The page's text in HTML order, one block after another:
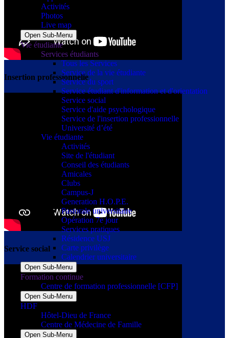
Activités
Photos
Live map
Open Sub-Menu
Vie étudiante
Services étudiants
Tous les Services
Service de la vie étudiante
Service du sport
Service étudiant d'information et d'orientation
Service social
Service d'aide psychologique
Service de l'insertion professionnelle
Université d’été
Vie étudiante
Activités
Site de l'étudiant
Conseil des étudiants
Amicales
Clubs
Campus-J
Generation H.O.P.E.
Pastorale universitaire
Opération 7e jour
Services pratiques
Résidence USJ
Carte privilège
Calendrier universitaire
Open Sub-Menu
Formation continue
Centre de formation professionnelle [CFP]
Open Sub-Menu
HDF
Hôtel-Dieu de France
Centre de Médecine de Famille
Open Sub-Menu
Insertion professionnelle
Service social